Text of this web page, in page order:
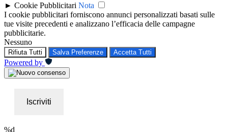
► Cookie Pubblicitari Nota
I cookie pubblicitari forniscono annunci personalizzati basati sulle
tue visite precedenti e analizzano l’efficacia delle campagne
pubblicitarie.
Nessuno
Rifiuta Tutti Salva Preferenze Accetta Tutti
Powered by
Iscriviti
%d